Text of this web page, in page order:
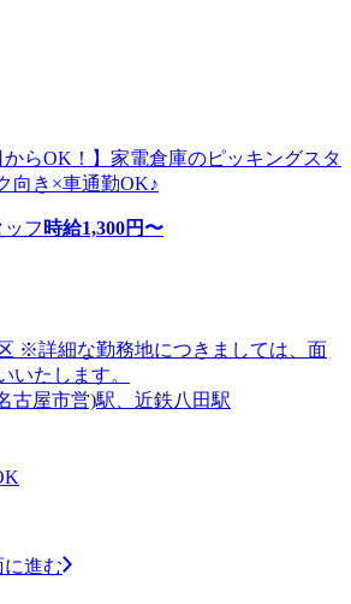
らOK！】家電倉庫のピッキングスタ
向き×車通勤OK♪
フ 時給1,300円〜
※詳細な勤務地につきましては、面
いたします。
古屋市営)駅、近鉄八田駅
に進む